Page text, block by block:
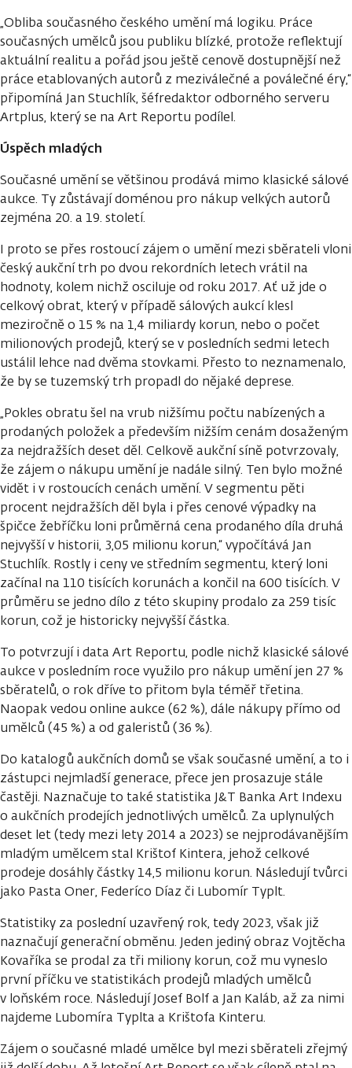
„Obliba současného českého umění má logiku. Práce
současných umělců jsou publiku blízké, protože reflektují
aktuální realitu a pořád jsou ještě cenově dostupnější než
práce etablovaných autorů z meziválečné a poválečné éry,“
připomíná Jan Stuchlík, šéfredaktor odborného serveru
Artplus, který se na Art Reportu podílel.
Úspěch mladých
Současné umění se většinou prodává mimo klasické sálové
aukce. Ty zůstávají doménou pro nákup velkých autorů
zejména 20. a 19. století.
I proto se přes rostoucí zájem o umění mezi sběrateli vloni
český aukční trh po dvou rekordních letech vrátil na
hodnoty, kolem nichž osciluje od roku 2017. Ať už jde o
celkový obrat, který v případě sálových aukcí klesl
meziročně o 15 % na 1,4 miliardy korun, nebo o počet
milionových prodejů, který se v posledních sedmi letech
ustálil lehce nad dvěma stovkami. Přesto to neznamenalo,
že by se tuzemský trh propadl do nějaké deprese.
„Pokles obratu šel na vrub nižšímu počtu nabízených a
prodaných položek a především nižším cenám dosaženým
za nejdražších deset děl. Celkově aukční síně potvrzovaly,
že zájem o nákupu umění je nadále silný. Ten bylo možné
vidět i v rostoucích cenách umění. V segmentu pěti
procent nejdražších děl byla i přes cenové výpadky na
špičce žebříčku loni průměrná cena prodaného díla druhá
nejvyšší v historii, 3,05 milionu korun,“ vypočítává Jan
Stuchlík. Rostly i ceny ve středním segmentu, který loni
začínal na 110 tisících korunách a končil na 600 tisících. V
průměru se jedno dílo z této skupiny prodalo za 259 tisíc
korun, což je historicky nejvyšší částka.
To potvrzují i data Art Reportu, podle nichž klasické sálové
aukce v posledním roce využilo pro nákup umění jen 27 %
sběratelů, o rok dříve to přitom byla téměř třetina.
Naopak vedou online aukce (62 %), dále nákupy přímo od
umělců (45 %) a od galeristů (36 %).
Do katalogů aukčních domů se však současné umění, a to i
zástupci nejmladší generace, přece jen prosazuje stále
častěji. Naznačuje to také statistika J&T Banka Art Indexu
o aukčních prodejích jednotlivých umělců. Za uplynulých
deset let (tedy mezi lety 2014 a 2023) se nejprodávanějším
mladým umělcem stal Krištof Kintera, jehož celkové
prodeje dosáhly částky 14,5 milionu korun. Následují tvůrci
jako Pasta Oner, Federíco Díaz či Lubomír Typlt.
Statistiky za poslední uzavřený rok, tedy 2023, však již
naznačují generační obměnu. Jeden jediný obraz Vojtěcha
Kovaříka se prodal za tři miliony korun, což mu vyneslo
první příčku ve statistikách prodejů mladých umělců
v loňském roce. Následují Josef Bolf a Jan Kaláb, až za nimi
najdeme Lubomíra Typlta a Krištofa Kinteru.
Zájem o současné mladé umělce byl mezi sběrateli zřejmý